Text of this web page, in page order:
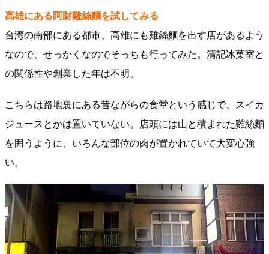
高雄にある阿財雞絲麵を試してみる
台湾の南部にある都市、高雄にも雞絲麵を出す店があるよう
なので、せっかくなのでそっちも行ってみた。清記冰菓室と
の関係性や創業した年は不明。
こちらは路地裏にある昔ながらの食堂という感じで、スイカ
ジュースとかは置いていない。店頭には山と積まれた雞絲麵
を囲うように、いろんな部位の肉が置かれていて大変心強
い。